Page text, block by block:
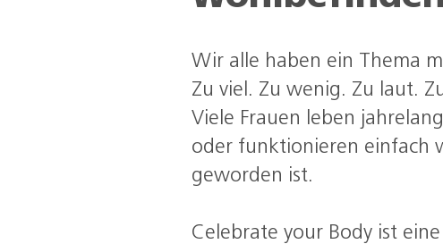
Wir alle haben ein Thema
Zu viel. Zu wenig. Zu laut.
Viele Frauen leben
oder funktionieren einfach
geworden ist.
Celebrate your Body ist